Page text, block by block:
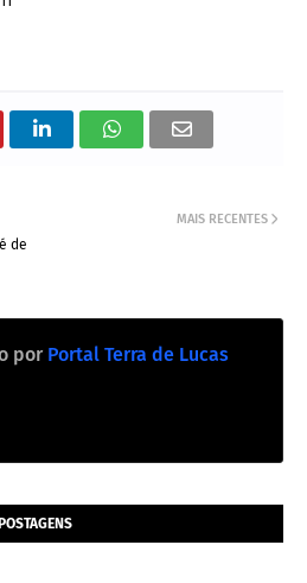
MAIS RECENTES
de
por Portal Terra de Lucas